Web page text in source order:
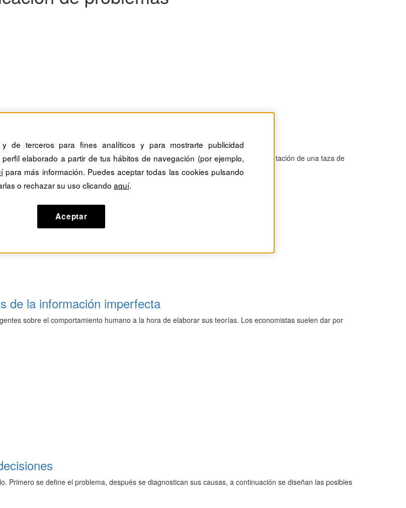
el consumo
"debería frente a quiero". John debería ahorrar dinero para el futuro, pero la tentación de una taza de
de la información imperfecta
sobre el comportamiento humano a la hora de elaborar sus teorías. Los economistas suelen dar por
Primero se define el problema, después se diagnostican sus causas, a continuación se diseñan las posibles
y de terceros para fines analíticos y para mostrarte publicidad
elaborado a partir de tus hábitos de navegación (por ejemplo,
para más información. Puedes aceptar todas las cookies pulsando
o rechazar su uso clicando aquí.
Aceptar